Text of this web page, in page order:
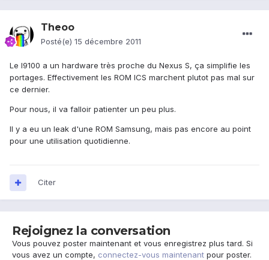
Theoo
Posté(e) 15 décembre 2011
Le I9100 a un hardware très proche du Nexus S, ça simplifie les
portages. Effectivement les ROM ICS marchent plutot pas mal sur
ce dernier.
Pour nous, il va falloir patienter un peu plus.
Il y a eu un leak d'une ROM Samsung, mais pas encore au point
pour une utilisation quotidienne.
Citer
Rejoignez la conversation
Vous pouvez poster maintenant et vous enregistrez plus tard. Si
vous avez un compte, connectez-vous maintenant pour poster.